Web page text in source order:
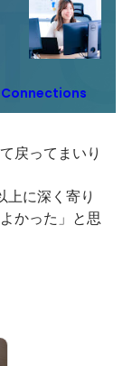
Connections
戻ってまいり
上に深く寄り
かった」と思